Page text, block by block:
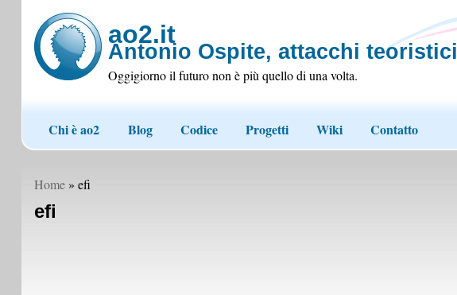
ao2.it
Antonio Ospite, attacchi teoristici
Oggigiorno il futuro non è più quello di una volta.
Chi è ao2 Blog Codice Progetti Wiki Contatto
Home» efi
efi